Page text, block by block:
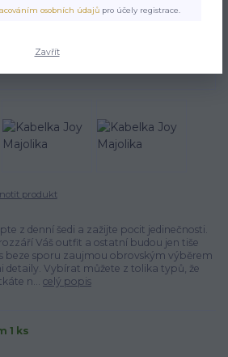
produkt
z denní šedi a zažijte pocit jedinečnosti.
Váš outfit a ostatní budou jen tiše
beze sporu zaujmou obrovským výběrem
detaily. Vybírat můžete z tolika typů, že
n... celý popis
1 ks
osobních údajů pro účely registrace.
Zavřít